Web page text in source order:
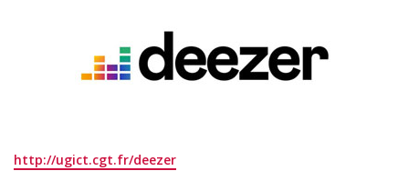
http://ugict.cgt.fr/deezer